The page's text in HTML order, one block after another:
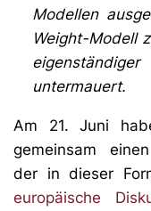
Modellen
Weight-Modell
untermauert.
Am 21. Juni
gemeinsam
der in dieser
europäische